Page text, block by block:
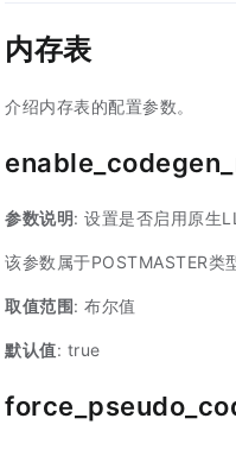
内存表
介绍内存表的配置参数。
参数说明: 设置是否启用原生
该参数属于POSTMASTER类
取值范围: 布尔值
默认值: true